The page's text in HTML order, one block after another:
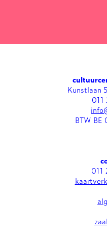
Kunstlaan
011
BTW BE
011